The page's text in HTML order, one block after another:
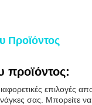
Προϊόντος
προϊόντος:
επιλογές
σας. Μπορείτε να